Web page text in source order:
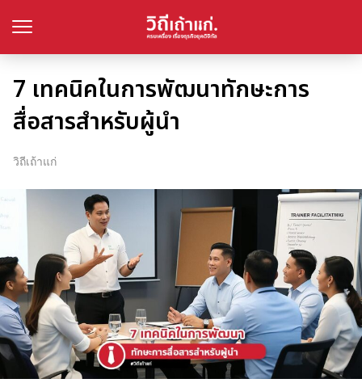
7 เทคนิคในการพัฒนาทักษะการ
สื่อสารสำหรับผู้นำ
วิถีเถ้าแก่